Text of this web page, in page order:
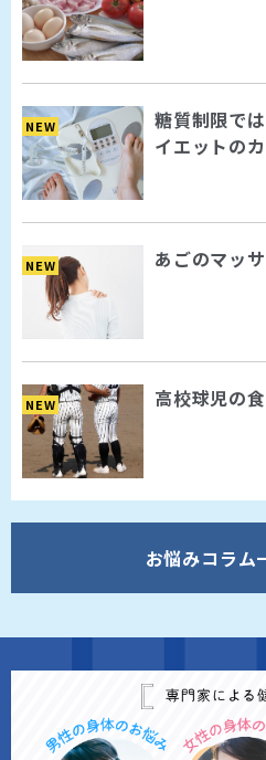
NEW
糖質制限で
イエットの
NEW あごのマッ
NEW 高校球児の
お悩みコラ